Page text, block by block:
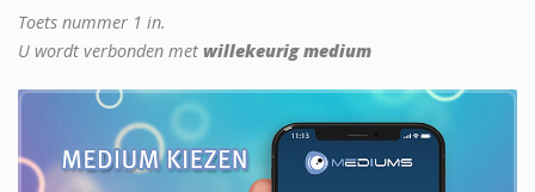
Toets nummer 1 in.
U wordt verbonden met willekeurig medium